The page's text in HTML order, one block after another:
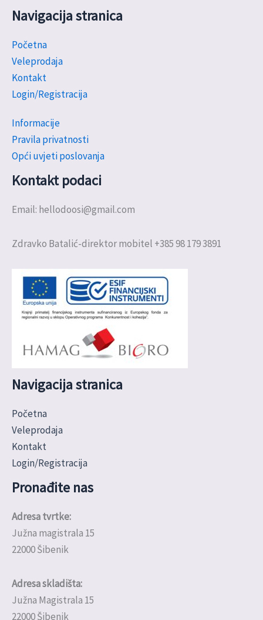
Navigacija stranica
Početna
Veleprodaja
Kontakt
Login/Registracija
Informacije
Pravila privatnosti
Opći uvjeti poslovanja
Kontakt podaci
Email: hellodoosi@gmail.com
Zdravko Batalić-direktor mobitel +385 98 179 3891
Navigacija stranica
Početna
Veleprodaja
Kontakt
Login/Registracija
Pronađite nas
Adresa tvrtke:
Južna magistrala 15
22000 Šibenik
Adresa skladišta:
Južna Magistrala 15
22000 Šibenik